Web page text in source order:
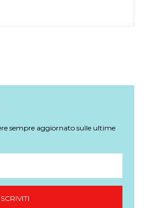
sempre aggiornato sulle ultime
ISCRIVITI